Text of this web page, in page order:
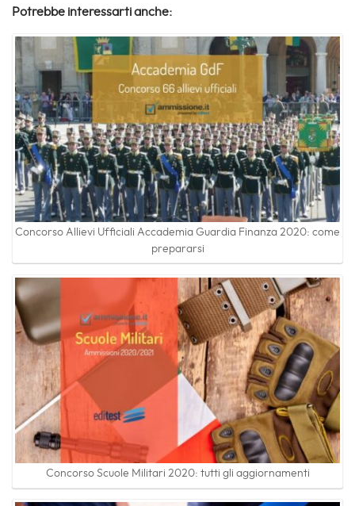
Potrebbe interessarti anche:
Concorso Allievi Ufficiali Accademia Guardia Finanza 2020: come
prepararsi
Concorso Scuole Militari 2020: tutti gli aggiornamenti